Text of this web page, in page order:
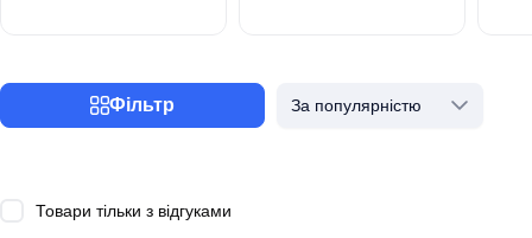
Фільтр За популярністю
Товари тільки з відгуками